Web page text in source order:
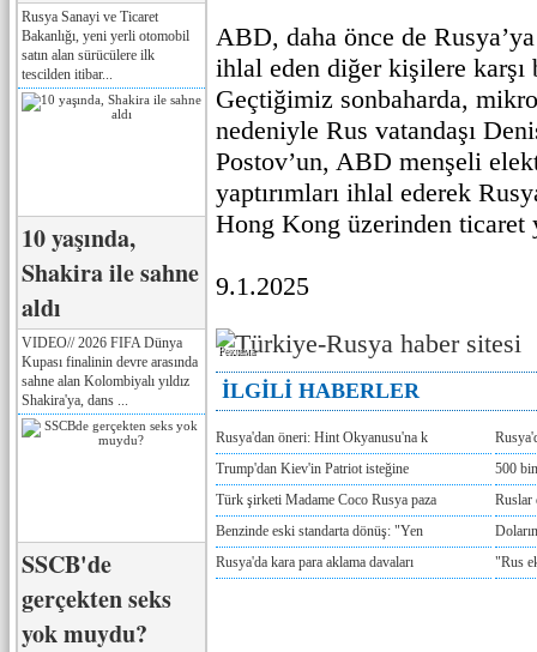
Rusya Sanayi ve Ticaret
Bakanlığı, yeni yerli otomobil
satın alan sürücülere ilk
tescilden itibar...
10 yaşında,
Shakira ile sahne
aldı
VIDEO// 2026 FIFA Dünya
Kupası finalinin devre arasında
sahne alan Kolombiyalı yıldız
Shakira'ya, dans ...
SSCB'de
gerçekten seks
yok muydu?
ABD, daha önce de
ihlal eden diğer kişilere karşı
Geçtiğimiz sonbaharda,
nedeniyle Rus vatandaşı
Postov’un, ABD menşeli
yaptırımları ihlal ederek
Hong Kong üzerinden ticaret
9.1.2025
Реклама
İLGİLİ HABERLER
Rusya'dan öneri: Hint Okyanusu'na k
Trump'dan Kiev'in Patriot isteğine
500
Türk şirketi Madame Coco Rusya paza
Ruslar
Benzinde eski standarta dönüş: "Yen
Rusya'da kara para aklama davaları
"Rus